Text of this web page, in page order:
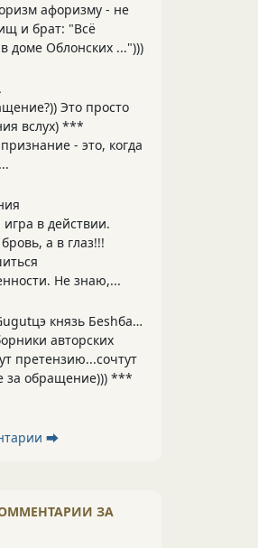
афоризму - не
и брат: "Всё
доме Облонских ...")))
Это просто
вслух) ***
- это, когда
в действии.
а в глаз!!!
Не знаю,...
Дохтур Gugutцэ князь Беshбармакоff
авторских
претензию...сочтут
за обращение))) ***
⮕
ЗА